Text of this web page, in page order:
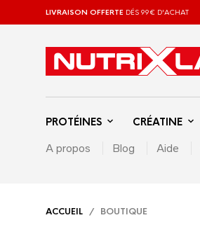
LIVRAISON OFFERTE DÉS 99€ D'ACHAT
PROTÉINES CRÉATINE
A propos Blog Aide
ACCUEIL / BOUTIQUE